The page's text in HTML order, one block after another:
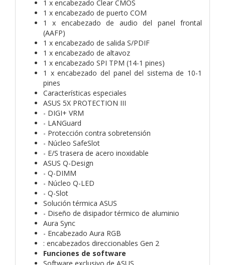
1 x encabezado Clear CMOS
1 x encabezado de puerto COM
1 x encabezado de audio del panel frontal
(AAFP)
1 x encabezado de salida S/PDIF
1 x encabezado de altavoz
1 x encabezado SPI TPM (14-1 pines)
1 x encabezado del panel del sistema de 10-1
pines
Características especiales
ASUS 5X PROTECTION III
- DIGI+ VRM
- LANGuard
- Protección contra sobretensión
- Núcleo SafeSlot
- E/S trasera de acero inoxidable
ASUS Q-Design
- Q-DIMM
- Núcleo Q-LED
- Q-Slot
Solución térmica ASUS
- Diseño de disipador térmico de aluminio
Aura Sync
- Encabezado Aura RGB
: encabezados direccionables Gen 2
Funciones de software
Software exclusivo de ASUS